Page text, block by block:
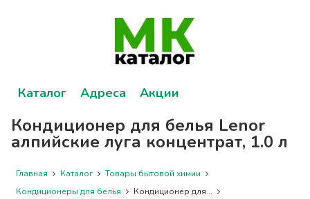
Каталог Адреса Акции
Кондиционер для белья Lenor
алпийские луга концентрат, 1.0 л
Главная Каталог
Товары бытовой химии
Кондиционеры для белья
Кондиционер для...